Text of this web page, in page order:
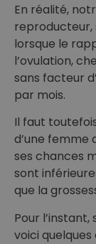
En réalité,
reproducteur,
lorsque le
l’ovulation,
sans facteur
par mois.
Il faut
d’une femme
ses chances
sont
que la
Pour
voici